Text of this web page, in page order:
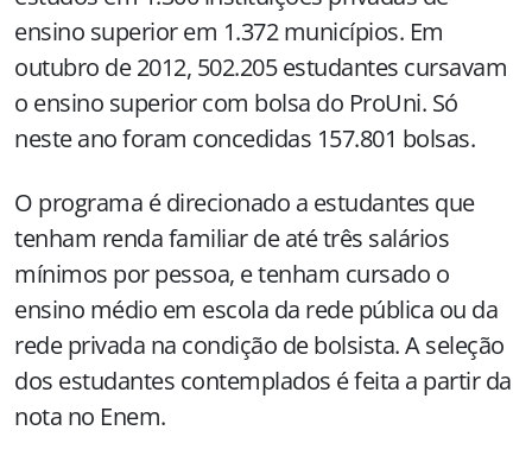
ensino superior em 1.372 municípios. Em
outubro de 2012, 502.205 estudantes cursavam
o ensino superior com bolsa do ProUni. Só
neste ano foram concedidas 157.801 bolsas.
O programa é direcionado a estudantes que
tenham renda familiar de até três salários
mínimos por pessoa, e tenham cursado o
ensino médio em escola da rede pública ou da
rede privada na condição de bolsista. A seleção
dos estudantes contemplados é feita a partir da
nota no Enem.